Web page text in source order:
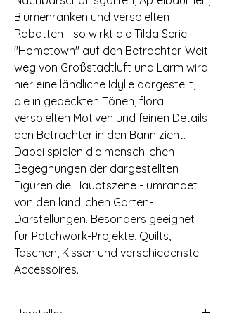
Blumenranken und verspielten
Rabatten - so wirkt die Tilda Serie
"Hometown" auf den Betrachter. Weit
weg von Großstadtluft und Lärm wird
hier eine ländliche Idylle dargestellt,
die in gedeckten Tönen, floral
verspielten Motiven und feinen Details
den Betrachter in den Bann zieht.
Dabei spielen die menschlichen
Begegnungen der dargestellten
Figuren die Hauptszene - umrandet
von den ländlichen Garten-
Darstellungen. Besonders geeignet
für Patchwork-Projekte, Quilts,
Taschen, Kissen und verschiedenste
Accessoires.